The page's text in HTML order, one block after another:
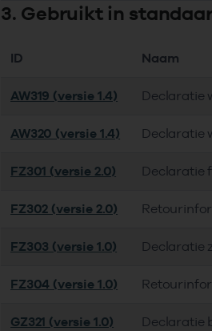
3. Gebruikt in
ID Naam
AW319 (versie 1.4) Declaratie
AW320 (versie 1.4) Declaratie
FZ301 (versie 2.0) Declaratie
FZ302 (versie 2.0)
FZ303 (versie 1.0) Declaratie
FZ304 (versie 1.0)
GZ321 (versie 1.0) Declaratie